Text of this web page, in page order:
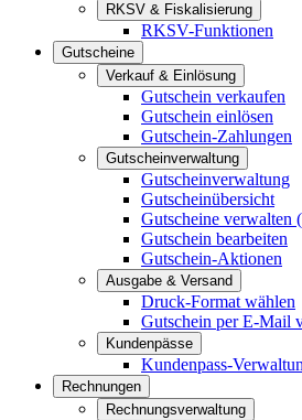
RKSV & Fiskalisierung
RKSV-Funktionen
Gutscheine
Verkauf & Einlösung
Gutschein verkaufen
Gutschein einlösen
Gutschein-Zahlungen
Gutscheinverwaltung
Gutscheinverwaltung
Gutscheinübersicht
Gutscheine verwalten
Gutschein bearbeiten
Gutschein-Aktionen
Ausgabe & Versand
Druck-Format wählen
Gutschein per E-Mail
Kundenpässe
Kundenpass-
Rechnungen
Rechnungsverwaltung